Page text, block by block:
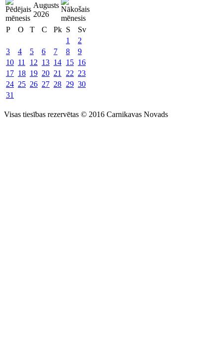
Augusts
2026
P
O T C Pk S
Sv
1
2
3
4 5 6 7 8
9
10 11 12 13 14 15 16
17 18 19 20 21 22 23
24 25 26 27 28 29 30
31
Visas tiesības rezervētas © 2016 Carnikavas Novads